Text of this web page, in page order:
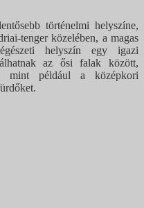
történelmi helyszíne,
tenger közelében, a magas
helyszín egy igazi
az ősi falak között,
mint például a középkori